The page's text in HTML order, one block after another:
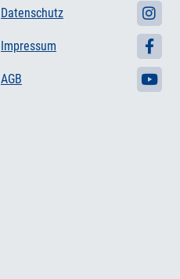
Datenschutz
Impressum
AGB